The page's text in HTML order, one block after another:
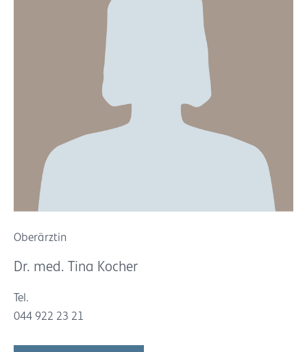
Oberärztin
Dr. med. Tina Kocher
Tel.
044 922 23 21